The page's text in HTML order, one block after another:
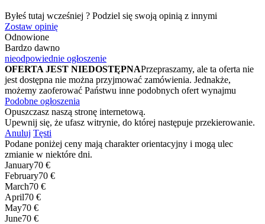
Byłeś tutaj wcześniej ? Podziel się swoją opinią z innymi
Zostaw opinię
Odnowione
Bardzo dawno
nieodpowiednie ogłoszenie
OFERTA JEST NIEDOSTĘPNAPrzepraszamy, ale ta oferta nie
jest dostępna nie można przyjmować zamówienia. Jednakże,
możemy zaoferować Państwu inne podobnych ofert wynajmu
Podobne ogłoszenia
Opuszczasz naszą stronę internetową.
Upewnij się, że ufasz witrynie, do której następuje przekierowanie.
Anuluj Tęsti
Podane poniżej ceny mają charakter orientacyjny i mogą ulec
zmianie w niektóre dni.
January70 €
February70 €
March70 €
April70 €
May70 €
June70 €